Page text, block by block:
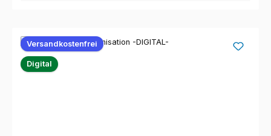
Versandkostenfrei
Digital